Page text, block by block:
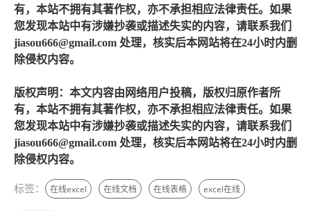
有，本站不拥有其著作权，亦不承担相应法律责任。如果
您发现本站中有涉嫌抄袭或描述失实的内容，请联系我们
jiasou666@gmail.com 处理，核实后本网站将在24小时内删
除侵权内容。
版权声明：本文内容由网络用户投稿，版权归原作者所
有，本站不拥有其著作权，亦不承担相应法律责任。如果
您发现本站中有涉嫌抄袭或描述失实的内容，请联系我们
jiasou666@gmail.com 处理，核实后本网站将在24小时内删
除侵权内容。
标签： 在线excel 在线文档 在线表格 excel在线